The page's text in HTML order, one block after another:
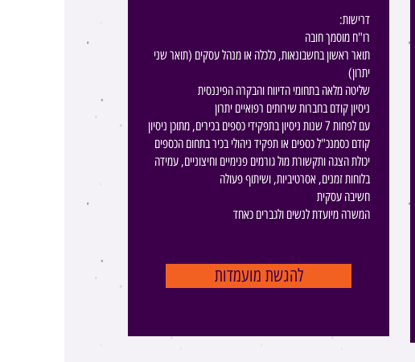
:דרישות
רו"ח מוסמך חובה
תואר ראשון בחשבונאות, כלכלה או מנהל עסקים (תואר שני
יתרון)
שליטה מלאה בתחומי הדיווח והבקרה הפיננסית
ניסיון קודם בחברות שירותים רפואיים יתרון
עם לפחות 7 שנות ניסיון בתפקידי כספים בכירים, מתוכן ניסיון
קודם כסמנכ"ל כספים או תפקיד ניהולי בכיר בתחום הכספים
יכולת הצגה ותקשורת מול גורמים פנימיים וחיצוניים, עמידה
בלוחות זמנים, אסרטיביות, ושיתוף פעולה
חשיבה עסקית
המשרה מיועדת לנשים ולגברים כאחד
להגשת מועמדות